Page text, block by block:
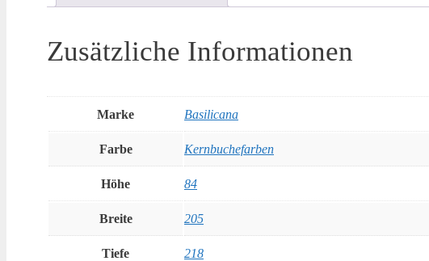
Zusätzliche Informationen
Marke Basilicana
Farbe Kernbuchefarben
Höhe 84
Breite 205
Tiefe 218